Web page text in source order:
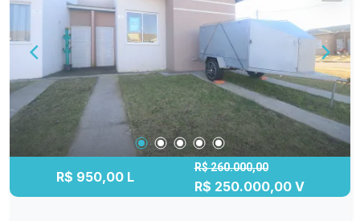
R$ 950,00 L
R$ 260.000,00
R$ 250.000,00 V